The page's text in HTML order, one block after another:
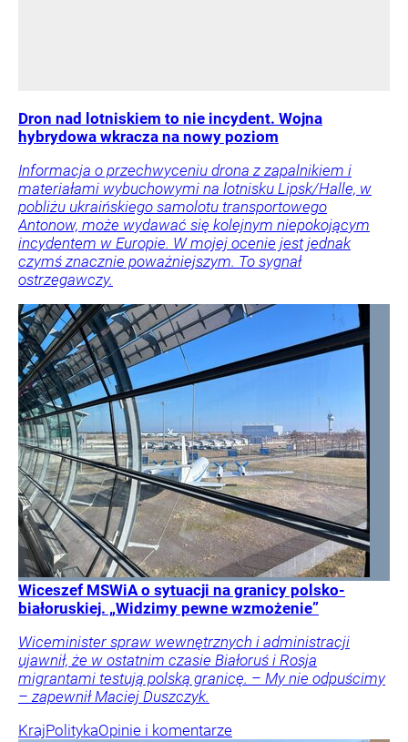
Dron nad lotniskiem to nie incydent. Wojna
hybrydowa wkracza na nowy poziom
Informacja o przechwyceniu drona z zapalnikiem i
materiałami wybuchowymi na lotnisku Lipsk/Halle, w
pobliżu ukraińskiego samolotu transportowego
Antonow, może wydawać się kolejnym niepokojącym
incydentem w Europie. W mojej ocenie jest jednak
czymś znacznie poważniejszym. To sygnał
ostrzegawczy.
Wiceszef MSWiA o sytuacji na granicy polsko-
białoruskiej. „Widzimy pewne wzmożenie”
Wiceminister spraw wewnętrznych i administracji
ujawnił, że w ostatnim czasie Białoruś i Rosja
migrantami testują polską granicę. – My nie odpuścimy
– zapewnił Maciej Duszczyk.
KrajPolitykaOpinie i komentarze